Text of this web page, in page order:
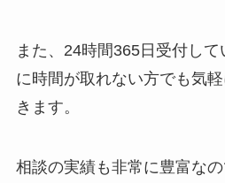
また、24時間365日受付し
に時間が取れない方でも気
きます。
相談の実績も非常に豊富な